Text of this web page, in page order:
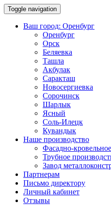
Toggle navigation
Ваш город: Оренбург
Оренбург
Орск
Беляевка
Ташла
Акбулак
Саракташ
Новосергиевка
Сорочинск
Шарлык
Ясный
Соль-Илецк
Кувандык
Наше производство
Фасадно-
Трубное
Завод
Партнерам
Письмо директору
Личный кабинет
Отзывы